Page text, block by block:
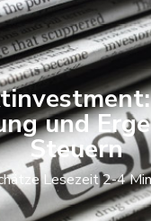
und
Steuern
Lesezeit 2-4